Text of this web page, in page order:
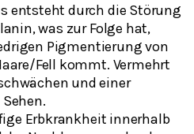
entsteht durch die Störung
was zur Folge hat,
Pigmentierung von
Fell kommt. Vermehrt
und einer
Erbkrankheit innerhalb